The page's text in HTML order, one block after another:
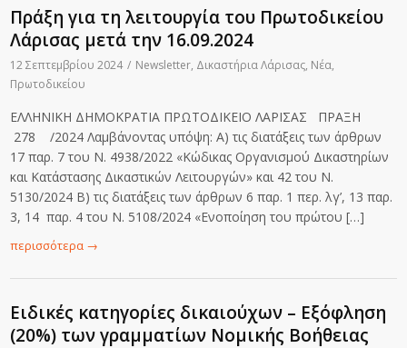
Πράξη για τη λειτουργία του Πρωτοδικείου
Λάρισας μετά την 16.09.2024
12 Σεπτεμβρίου 2024 / Newsletter, Δικαστήρια Λάρισας, Νέα,
Πρωτοδικείου
ΕΛΛΗΝΙΚΗ ΔΗΜΟΚΡΑΤΙΑ ΠΡΩΤΟΔΙΚΕΙΟ ΛΑΡΙΣΑΣ ΠΡΑΞΗ
278 /2024 Λαμβάνοντας υπόψη: Α) τις διατάξεις των άρθρων
17 παρ. 7 του Ν. 4938/2022 «Κώδικας Οργανισμού Δικαστηρίων
και Κατάστασης Δικαστικών Λειτουργών» και 42 του Ν.
5130/2024 Β) τις διατάξεις των άρθρων 6 παρ. 1 περ. λγ’, 13 παρ.
3, 14 παρ. 4 του Ν. 5108/2024 «Ενοποίηση του πρώτου […]
περισσότερα →
Ειδικές κατηγορίες δικαιούχων – Εξόφληση
(20%) των γραμματίων Νομικής Βοήθειας